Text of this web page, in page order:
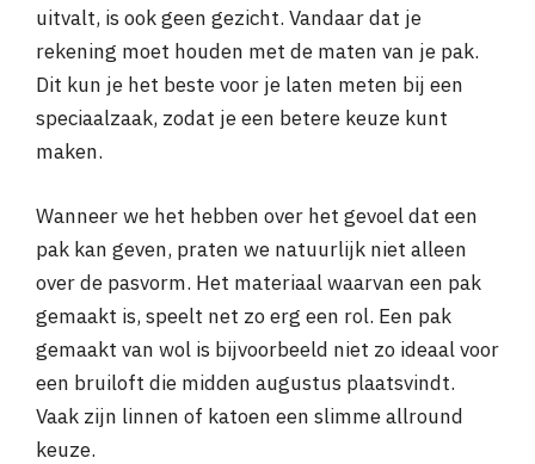
uitvalt, is ook geen gezicht. Vandaar dat je
rekening moet houden met de maten van je pak.
Dit kun je het beste voor je laten meten bij een
speciaalzaak, zodat je een betere keuze kunt
maken.
Wanneer we het hebben over het gevoel dat een
pak kan geven, praten we natuurlijk niet alleen
over de pasvorm. Het materiaal waarvan een pak
gemaakt is, speelt net zo erg een rol. Een pak
gemaakt van wol is bijvoorbeeld niet zo ideaal voor
een bruiloft die midden augustus plaatsvindt.
Vaak zijn linnen of katoen een slimme allround
keuze.